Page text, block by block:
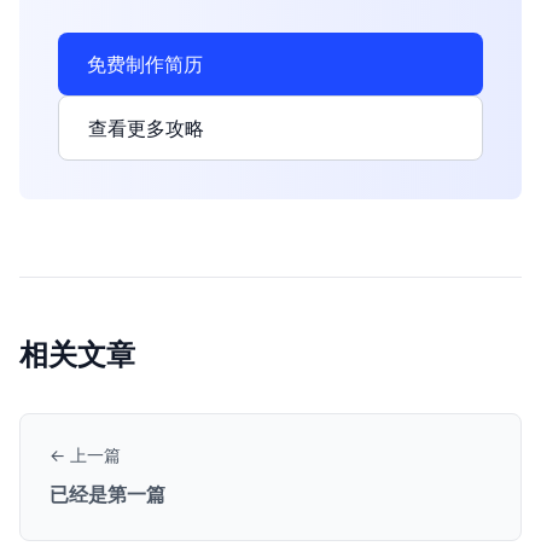
免费制作简历
查看更多攻略
相关文章
← 上一篇
已经是第一篇